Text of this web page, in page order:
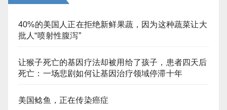
40%的美国人正在拒绝新鲜果蔬，因为这种蔬菜让大
批人“喷射性腹泻”
让猴子死亡的基因疗法却被用给了孩子，患者四天后
死亡：一场悲剧如何让基因治疗领域停滞十年
美国鲶鱼，正在传染癌症